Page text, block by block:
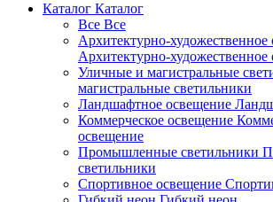
Каталог Каталог
Все Все
Архитектурно-художественное
Архитектурно-художественное
Уличные и магистральные
магистральные светильники
Ландшафтное освещение
Коммерческое освещение
освещение
Промышленные светильники
светильники
Спортивное освещение